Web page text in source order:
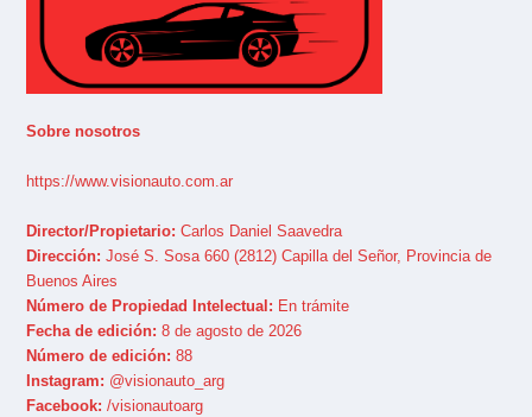
Sobre nosotros
https://www.visionauto.com.ar
Director/Propietario: Carlos Daniel Saavedra
Dirección: José S. Sosa 660 (2812) Capilla del Señor, Provincia de
Buenos Aires
Número de Propiedad Intelectual: En trámite
Fecha de edición: 8 de agosto de 2026
Número de edición: 88
Instagram: @visionauto_arg
Facebook: /visionautoarg